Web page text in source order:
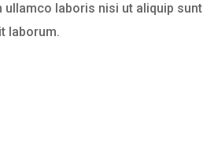
laboris nisi ut aliquip sunt
laborum.